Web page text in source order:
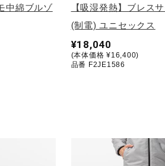
中綿ブルゾ
【吸湿発熱】ブレス
(制電) ユニセックス
¥18,040
(本体価格 ¥16,400)
品番 F2JE1586